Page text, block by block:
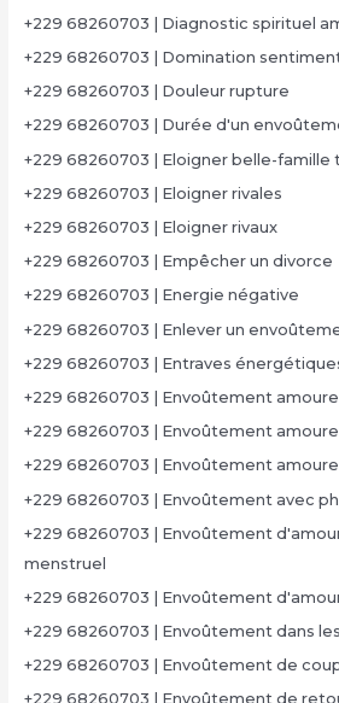
+229 68260703 | Diagnostic spirituel
+229 68260703 | Domination
+229 68260703 | Douleur rupture
+229 68260703 | Durée d'un
+229 68260703 | Eloigner belle-famille
+229 68260703 | Eloigner rivales
+229 68260703 | Eloigner rivaux
+229 68260703 | Empêcher un divorce
+229 68260703 | Energie négative
+229 68260703 | Enlever un
+229 68260703 | Entraves
+229 68260703 | Envoûtement
+229 68260703 | Envoûtement
+229 68260703 | Envoûtement
+229 68260703 | Envoûtement avec
+229 68260703 | Envoûtement
menstruel
+229 68260703 | Envoûtement
+229 68260703 | Envoûtement dans
+229 68260703 | Envoûtement de
+229 68260703 | Envoûtement de